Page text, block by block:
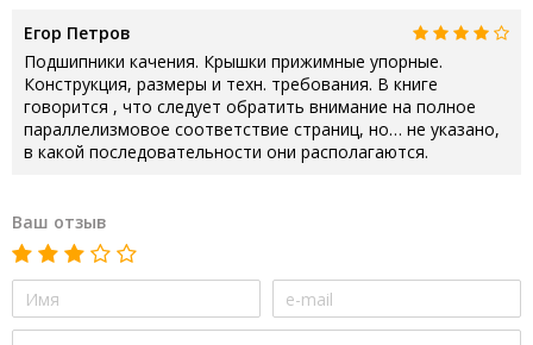
Егор Петров
Подшипники качения. Крышки прижимные упорные.
Конструкция, размеры и техн. требования. В книге
говорится , что следует обратить внимание на полное
параллелизмовое соответствие страниц, но… не указано,
в какой последовательности они располагаются.
Ваш отзыв